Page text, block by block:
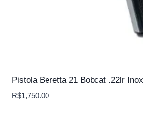
Pistola Beretta 21 Bobcat .22lr Inox
R$1,750.00